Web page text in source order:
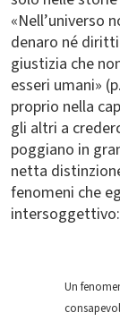
«Nell’universo
denaro né
giustizia che
esseri umani»
proprio nella
gli altri a
poggiano in
netta
fenomeni che
intersoggettivo:
Un